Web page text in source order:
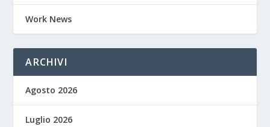
Work News
ARCHIVI
Agosto 2026
Luglio 2026